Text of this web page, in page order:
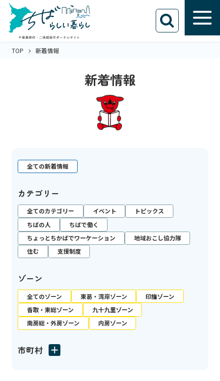
TOP 新着情報
新着情報
全ての新着情報
カテゴリー
全てのカテゴリー イベント
トピックス
ちばの人
ちばで働く
ちょっとちかばでワーケーション
地域おこし協力隊
住む
支援制度
ゾーン
全てのゾーン 東葛・湾岸ゾーン
印旛ゾーン
香取・東総ゾーン
九十九里ゾーン
南房総・外房ゾーン
内房ゾーン
市町村